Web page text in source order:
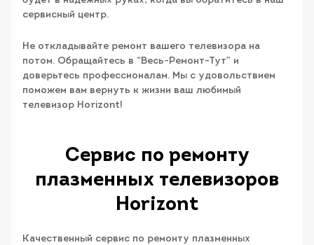
сервисный центр.
Не откладывайте ремонт вашего телевизора на
потом. Обращайтесь в “Весь-Ремонт-Тут” и
доверьтесь профессионалам. Мы с удовольствием
поможем вам вернуть к жизни ваш любимый
телевизор Horizont!
Сервис по ремонту
плазменных телевизоров
Horizont
Качественный сервис по ремонту плазменных